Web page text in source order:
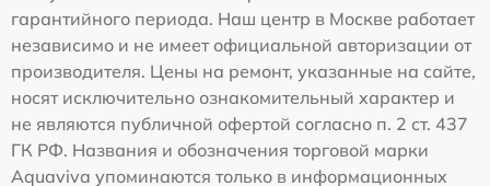
гарантийного периода. Наш центр в Москве работает
независимо и не имеет официальной авторизации от
производителя. Цены на ремонт, указанные на сайте,
носят исключительно ознакомительный характер и
не являются публичной офертой согласно п. 2 ст. 437
ГК РФ. Названия и обозначения торговой марки
Aquaviva упоминаются только в информационных